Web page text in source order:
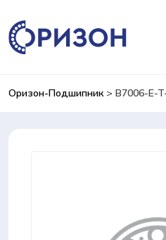
Оризон-Подшипник> B7006-E-